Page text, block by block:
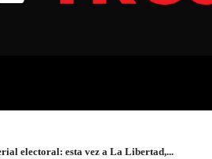
electoral: esta vez a La Libertad,...